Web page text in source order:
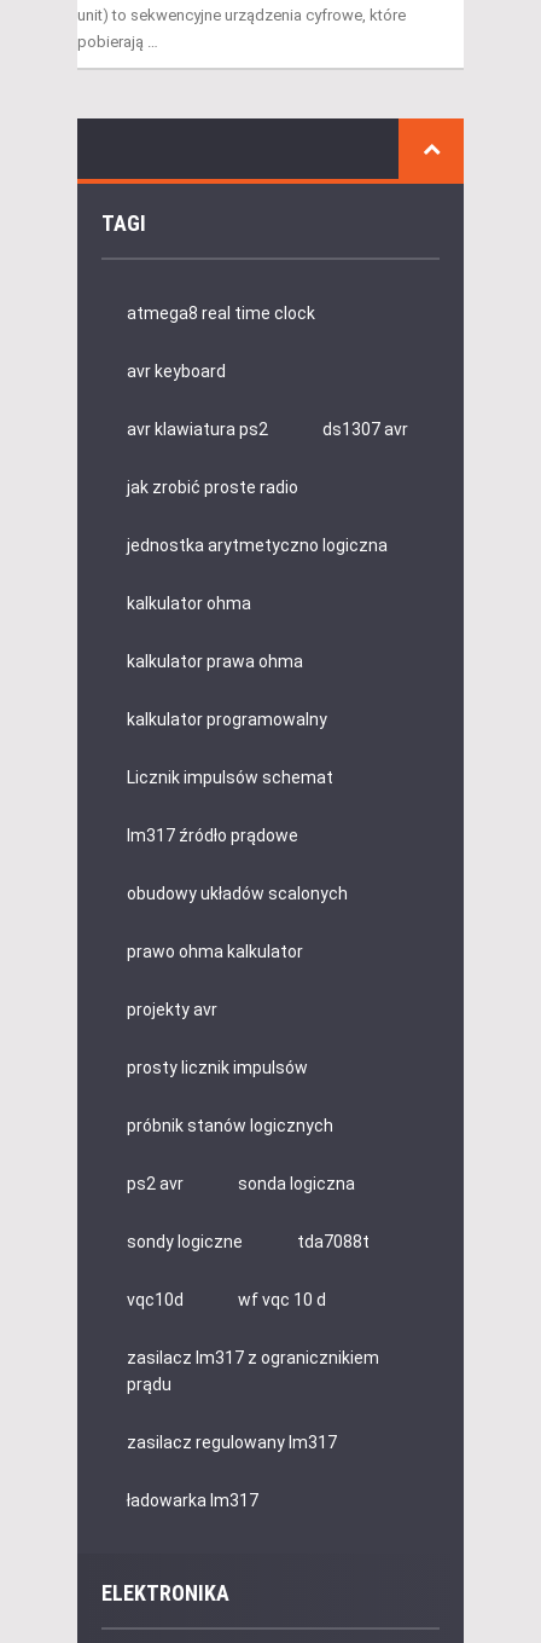
unit) to sekwencyjne urządzenia cyfrowe, które
pobierają …
TAGI
atmega8 real time clock
avr keyboard
avr klawiatura ps2 ds1307 avr
jak zrobić proste radio
jednostka arytmetyczno logiczna
kalkulator ohma
kalkulator prawa ohma
kalkulator programowalny
Licznik impulsów schemat
lm317 źródło prądowe
obudowy układów scalonych
prawo ohma kalkulator
projekty avr
prosty licznik impulsów
próbnik stanów logicznych
ps2 avr sonda logiczna
sondy logiczne tda7088t
vqc10d wf vqc 10 d
zasilacz lm317 z ogranicznikiem
prądu
zasilacz regulowany lm317
ładowarka lm317
ELEKTRONIKA